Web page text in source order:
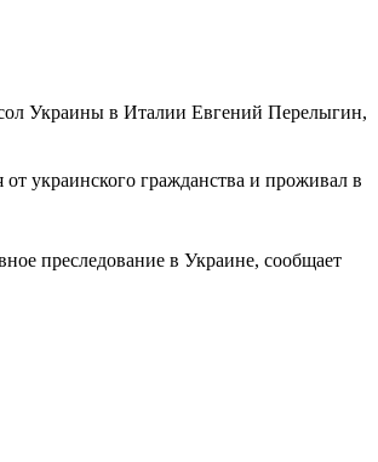
Украины в Италии Евгений Перелыгин,
украинского гражданства и проживал в
преследование в Украине, сообщает